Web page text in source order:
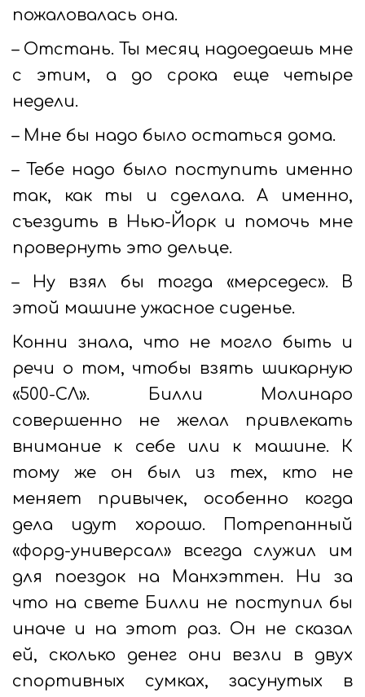
пожаловалась она.
– Отстань. Ты месяц надоедаешь мне
с этим, а до срока еще четыре
недели.
– Мне бы надо было остаться дома.
– Тебе надо было поступить именно
так, как ты и сделала. А именно,
съездить в Нью-Йорк и помочь мне
провернуть это дельце.
– Ну взял бы тогда «мерседес». В
этой машине ужасное сиденье.
Конни знала, что не могло быть и
речи о том, чтобы взять шикарную
«500-СЛ». Билли Молинаро
совершенно не желал привлекать
внимание к себе или к машине. К
тому же он был из тех, кто не
меняет привычек, особенно когда
дела идут хорошо. Потрепанный
«форд-универсал» всегда служил им
для поездок на Манхэттен. Ни за
что на свете Билли не поступил бы
иначе и на этот раз. Он не сказал
ей, сколько денег они везли в двух
спортивных сумках, засунутых в